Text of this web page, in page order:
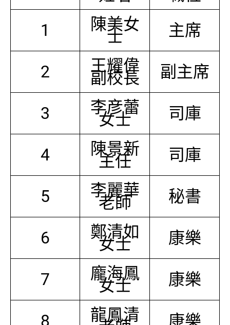
1
陳美女
士 主席
2 王耀偉
副校長 副主席
3 李彦蕾
女士 司庫
4 陳景新
主任 司庫
5 李麗華
老師 秘書
6 鄭清如
女士 康樂
7 龐海鳳
女士 康樂
龍鳳清